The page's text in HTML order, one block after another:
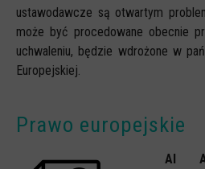
ustawodawcze są otwartym
może być procedowane obecnie
uchwaleniu, będzie wdrożone w
Europejskiej.
Prawo europejskie
AI